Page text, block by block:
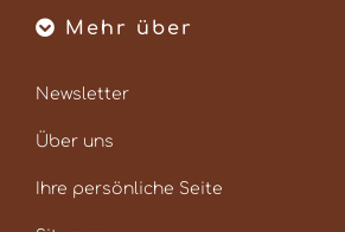
Mehr über
Newsletter
Über uns
Ihre persönliche Seite